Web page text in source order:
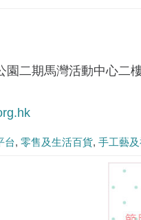
園二期馬灣活動中心二
台 零售及生活百貨 手工藝